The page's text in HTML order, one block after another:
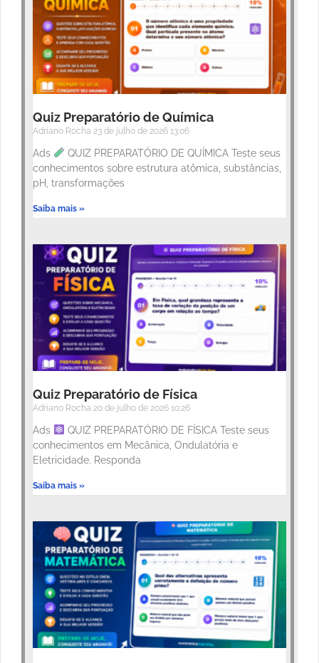
Quiz Preparatório de Química
Adriano Rocha 23 de julho de 2026 13:06
Ads
QUIZ PREPARATÓRIO DE QUÍMICA Teste seus
conhecimentos sobre estrutura atômica, substâncias,
pH, transformações
Saiba mais »
Quiz Preparatório de Física
Adriano Rocha 20 de julho de 2026 10:26
Ads
QUIZ PREPARATÓRIO DE FÍSICA Teste seus
conhecimentos em Mecânica, Ondulatória e
Eletricidade. Responda
Saiba mais »